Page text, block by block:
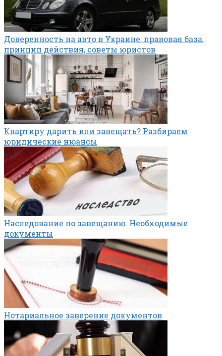
Доверенность на авто в Украине: правовая база,
принцип действия, советы юристов
Квартиру дарить или завещать? Разбираем
юридические нюансы
Наследование по завещанию. Необходимые
документы
Нотариальное заверение документов